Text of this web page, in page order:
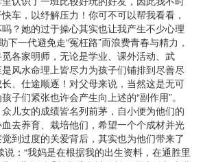
车，以纾解压力！你可不可以帮我看看，
？她的过于操心其实也让我产生不少心理
下一代避免走“冤枉路”而浪费青春与精力，
各家明师，无论是学业、课外活动、武
风水命理上皆尽力为孩子们铺排到尽善尽
、仕途顺逐！对父母来说，当然这是无可
子们紧张也许会产生向上述的“副作用”。
儿女的成绩皆名列前茅，自小便为他们的
去养育、栽培他们，希望一个个成材并光
到过度的关爱背后，其实也为他们带来了
：“我妈是在根据我的出生资料，在通胜里